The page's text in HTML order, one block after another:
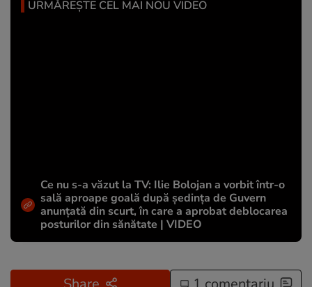
URMĂREȘTE CEL MAI NOU VIDEO
Ce nu s-a văzut la TV: Ilie Bolojan a vorbit într-o
sală aproape goală după ședința de Guvern
anunțată din scurt, în care a aprobat deblocarea
posturilor din sănătate | VIDEO